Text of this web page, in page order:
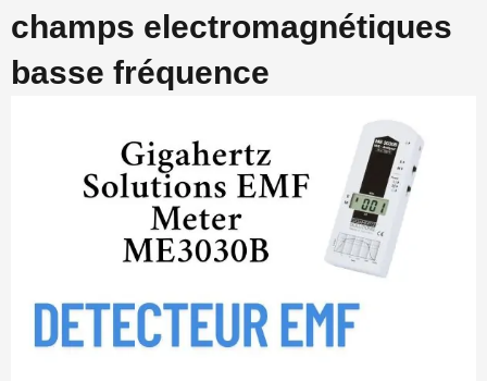
champs electromagnétiques
basse fréquence